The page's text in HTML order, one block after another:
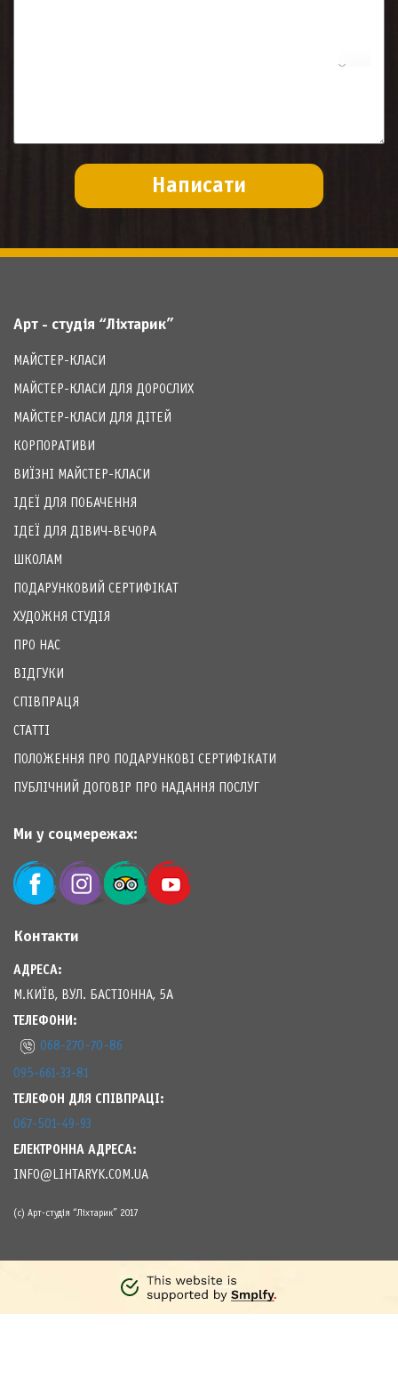
Арт - студія “Ліхтарик”
МАЙСТЕР-КЛАСИ
МАЙСТЕР-КЛАСИ ДЛЯ ДОРОСЛИХ
МАЙСТЕР-КЛАСИ ДЛЯ ДІТЕЙ
КОРПОРАТИВИ
ВИЇЗНІ МАЙСТЕР-КЛАСИ
ІДЕЇ ДЛЯ ПОБАЧЕННЯ
ІДЕЇ ДЛЯ ДІВИЧ-ВЕЧОРА
ШКОЛАМ
ПОДАРУНКОВИЙ СЕРТИФІКАТ
ХУДОЖНЯ СТУДІЯ
ПРО НАС
ВІДГУКИ
СПІВПРАЦЯ
СТАТТІ
ПОЛОЖЕННЯ ПРО ПОДАРУНКОВІ СЕРТИФІКАТИ
ПУБЛІЧНИЙ ДОГОВІР ПРО НАДАННЯ ПОСЛУГ
Ми у соцмережах:
Контакти
АДРЕСА:
М.КИЇВ, ВУЛ. БАСТІОННА, 5А
ТЕЛЕФОНИ:
068-270-70-86
095-661-33-81
ТЕЛЕФОН ДЛЯ СПІВПРАЦІ:
067-501-49-93
ЕЛЕКТРОННА АДРЕСА:
INFO@LIHTARYK.COM.UA
(с) Арт-студія “Ліхтарик” 2017